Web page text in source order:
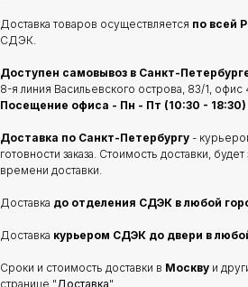
Доставка товаров осуществляется по всей
СДЭК.
Доступен самовывоз в Санкт-
8-я линия Васильевского острова, 83/1, офис
Посещение офиса - Пн - Пт (10:30 - 18:30)
Доставка по Санкт-Петербургу -
готовности заказа. Стоимость доставки,
времени доставки.
Доставка до отделения СДЭК в любой
Доставка курьером СДЭК до двери в
Сроки и стоимость доставки в Москву и
странице "Доставка".